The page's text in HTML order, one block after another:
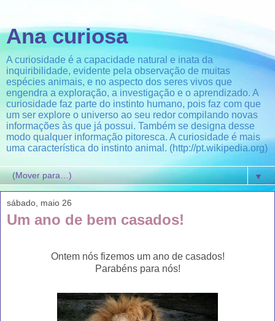
Ana curiosa
A curiosidade é a capacidade natural e inata da
inquiribilidade, evidente pela observação de muitas
espécies animais, e no aspecto dos seres vivos que
engendra a exploração, a investigação e o aprendizado. A
curiosidade faz parte do instinto humano, pois faz com que
um ser explore o universo ao seu redor compilando novas
informações às que já possui. Também se designa desse
modo qualquer informação pitoresca. A curiosidade é mais
uma característica do instinto animal. (http://pt.wikipedia.org)
▼
sábado, maio 26
Um ano de bem casados!
Ontem nós fizemos um ano de casados!
Parabéns para nós!